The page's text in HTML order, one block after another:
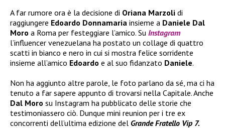
A far rumore ora è la decisione di Oriana Marzoli di
raggiungere Edoardo Donnamaria insieme a Daniele Dal
Moro a Roma per festeggiare l’amico. Su Instagram
l’influencer venezuelana ha postato un collage di quattro
scatti in bianco e nero in cui si mostra felice sorridente
insieme all’amico Edoardo e al suo fidanzato Daniele.
Non ha aggiunto altre parole, le foto parlano da sé, ma ci ha
tenuto a far sapere appunto di trovarsi nella Capitale. Anche
Dal Moro su Instagram ha pubblicato delle storie che
testimoniassero ciò. Dunque mini reunion per i tre ex
concorrenti dell’ultima edizione del Grande Fratello Vip 7.